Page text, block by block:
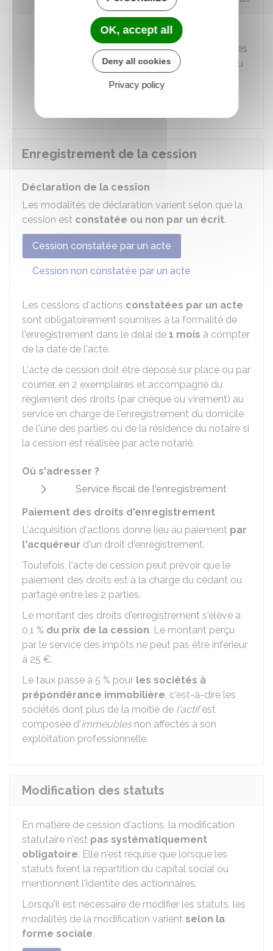
payer au-delà.
Modalités de mise en œuvre
informations supplémentaires nécessaires
pour appliquer la garantie (justification du
d'indemnisation, etc.).
Enregistrement de la cession
Déclaration de la cession
Les modalités de déclaration varient selon que la
cession est constatée ou non par un écrit.
Cession constatée par un acte
Cession non constatée par un acte
Les cessions d'actions constatées par un acte
sont obligatoirement soumises à la formalité de
l'enregistrement dans le délai de 1 mois à compter
de la date de l'acte.
L'acte de cession doit être déposé sur place ou par
courrier, en 2 exemplaires et accompagné du
règlement des droits (par chèque ou virement) au
service en charge de l'enregistrement du domicile
de l'une des parties ou de la résidence du notaire si
la cession est réalisée par acte notarié.
Où s'adresser ?
Service fiscal de l'enregistrement
Paiement des droits d'enregistrement
L'acquisition d'actions donne lieu au paiement par
l'acquéreur d'un droit d'enregistrement.
Toutefois, l'acte de cession peut prévoir que le
paiement des droits est à la charge du cédant ou
partagé entre les 2 parties.
Le montant des droits d'enregistrement s'élève à
0,1 % du prix de la cession. Le montant perçu
par le service des impôts ne peut pas être inférieur
à 25 €.
Le taux passe à 5 % pour les sociétés à
prépondérance immobilière, c'est-à-dire les
sociétés dont plus de la moitié de l'actifest
composée d'immeublesnon affectés à son
exploitation professionnelle.
Modification des statuts
En matière de cession d'actions, la modification
statutaire n'est pas systématiquement
obligatoire. Elle n'est requise que lorsque les
statuts fixent la répartition du capital social ou
mentionnent l'identité des actionnaires.
Lorsqu'il est nécessaire de modifier les statuts, les
modalités de la modification varient selon la
forme sociale.
OK, accept all
Deny all cookies
Privacy policy